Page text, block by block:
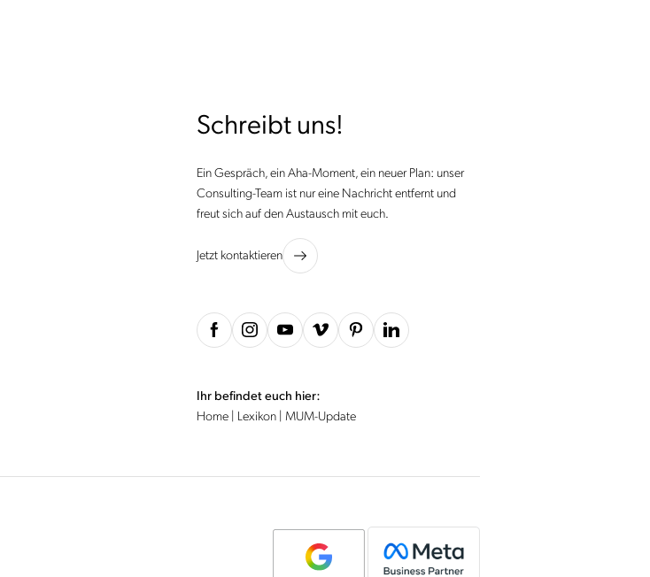
Schreibt uns!
Ein Gespräch, ein Aha-Moment, ein neuer Plan: unser
Consulting-Team ist nur eine Nachricht entfernt und
freut sich auf den Austausch mit euch.
Jetzt kontaktieren
Ihr befindet euch hier:
Home
Lexikon MUM-Update